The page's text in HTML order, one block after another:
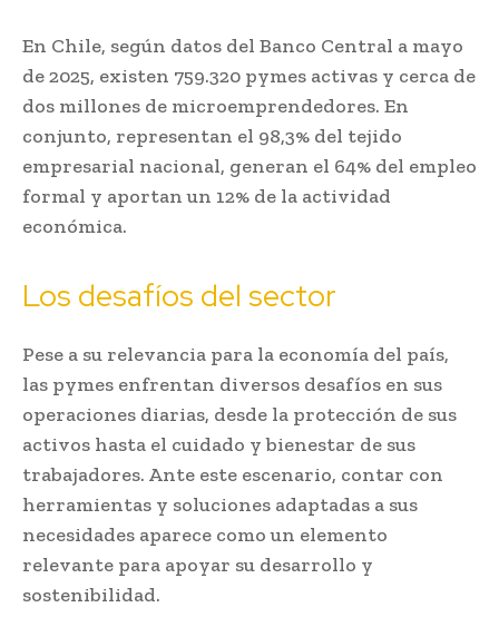
En Chile, según datos del Banco Central a mayo
de 2025, existen 759.320 pymes activas y cerca de
dos millones de microemprendedores. En
conjunto, representan el 98,3% del tejido
empresarial nacional, generan el 64% del empleo
formal y aportan un 12% de la actividad
económica.
Los desafíos del sector
Pese a su relevancia para la economía del país,
las pymes enfrentan diversos desafíos en sus
operaciones diarias, desde la protección de sus
activos hasta el cuidado y bienestar de sus
trabajadores. Ante este escenario, contar con
herramientas y soluciones adaptadas a sus
necesidades aparece como un elemento
relevante para apoyar su desarrollo y
sostenibilidad.